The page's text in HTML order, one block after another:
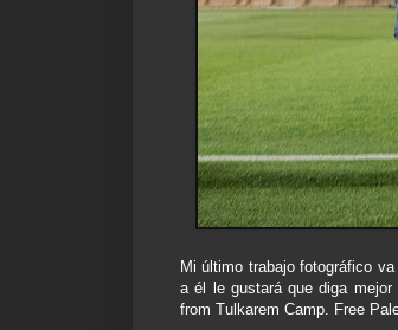
Mi último trabajo fotográfico
a él le gustará que diga
from Tulkarem Camp. Free